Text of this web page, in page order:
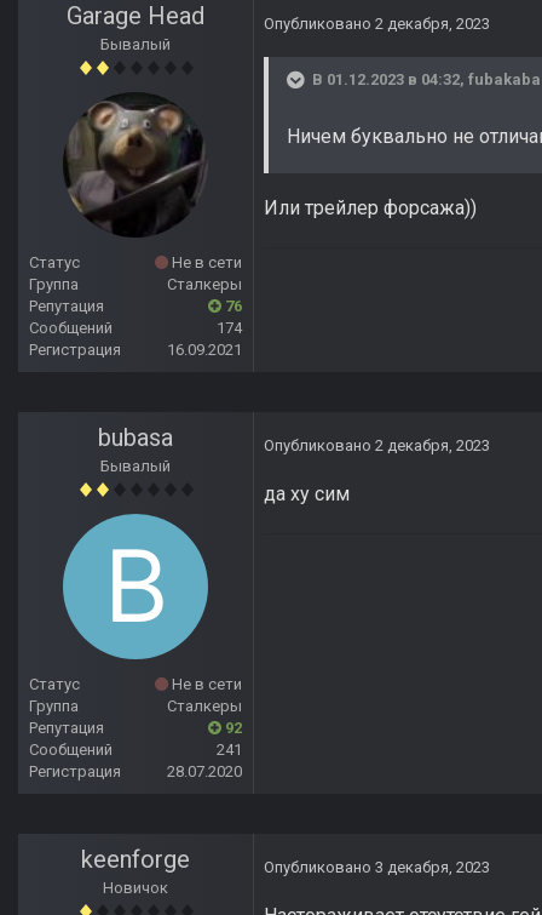
Garage Head
Бывалый
Статус
Не в сети
Группа
Сталкеры
Репутация
76
Сообщений
174
Регистрация
16.09.2021
Опубликовано 2 декабря, 2023
В 01.12.2023 в 04:32,
Ничем буквально не
Или трейлер форсажа))
bubasa
Бывалый
Статус
Не в сети
Группа
Сталкеры
Репутация
92
Сообщений
241
Регистрация
28.07.2020
Опубликовано 2 декабря, 2023
да ху сим
keenforge
Новичок
Опубликовано 3 декабря, 2023